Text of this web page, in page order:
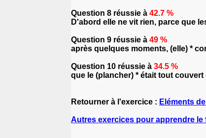
Question 8 réussie à 42.7 %
D'abord elle ne vit rien, parce que
Question 9 réussie à 49 %
après quelques moments, (elle) *
Question 10 réussie à 34.5 %
que le (plancher) * était tout couvert
Retourner à l'exercice : Eléments
Autres exercices pour apprendre le